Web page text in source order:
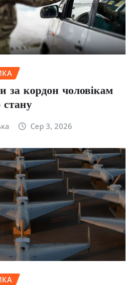
за кордон чоловікам
стану
Сер 3, 2026